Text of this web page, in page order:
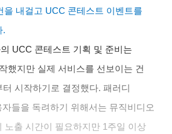
을 내걸고 UCC 콘테스트 이벤트를
.
UCC 콘테스트 기획 및 준비는
했지만 실제 서비스를 선보이는 건
터 시작하기로 결정했다.패러디
들을 독려하기 위해서는 뮤직비디오
노출 시간이 필요하지만 1 주일 이상